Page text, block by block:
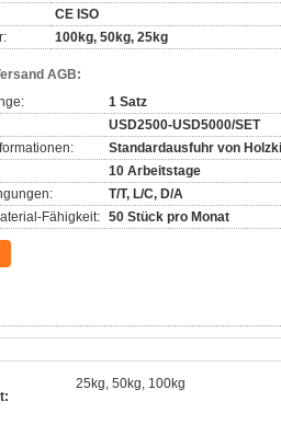
CE ISO
100kg, 50kg, 25kg
AGB:
1 Satz
USD2500-USD5000/SET
Standardausfuhr von
10 Arbeitstage
T/T, L/C, D/A
Fähigkeit: 50 Stück pro Monat
25kg, 50kg, 100kg